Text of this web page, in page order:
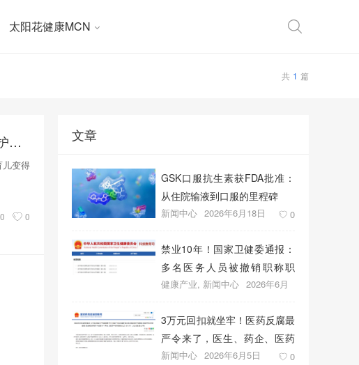
太阳花健康MCN
共 1 篇
淘宝买药首期“儿童成长品类日”以OTC药品级标准与惠民举措护航儿童健康成长
变得
0 0
文章
GSK口服抗生素获FDA批准：
从住院输液到口服的里程碑
新闻中心 2026年6月18日 0
禁业10年！国家卫健委通报：
多名医务人员被撤销职称职
务、取消晋升资格
健康产业, 新闻中心 2026年6月
3万元回扣就坐牢！医药反腐最
严令来了，医生、药企、医药
代表将无一幸免
新闻中心 2026年6月5日 0